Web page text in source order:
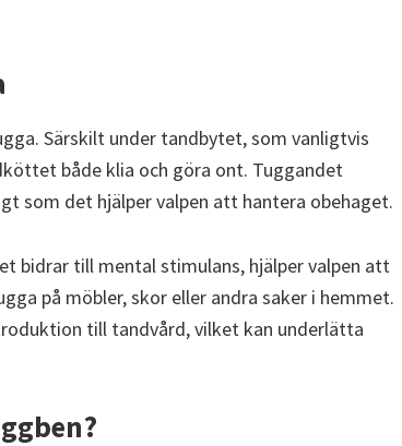
Särskilt under tandbytet, som vanligtvis
både klia och göra ont. Tuggandet
som det hjälper valpen att hantera obehaget.
bidrar till mental stimulans, hjälper valpen att
på möbler, skor eller andra saker i hemmet.
till tandvård, vilket kan underlätta